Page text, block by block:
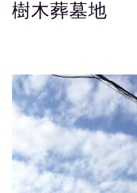
樹木葬墓地